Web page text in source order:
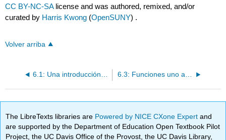
CC BY-NC-SA license and was authored, remixed, and/or
curated by Harris Kwong (OpenSUNY) .
Volver arriba
The LibreTexts libraries are Powered by NICE CXone Expertand
are supported by the Department of Education Open Textbook Pilot
Project, the UC Davis Office of the Provost, the UC Davis Library,